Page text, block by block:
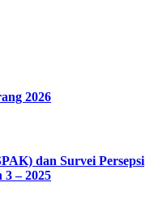
2026
dan Survei Persepsi
– 2025